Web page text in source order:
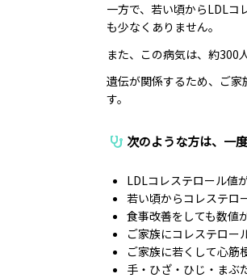
一方で、若い頃からLDLコ
も少なくありません。
また、この病気は、約300
遺伝が関係するため、ご
す。
次のような方は、一
LDLコレステロール値
若い頃からコレステロ
食事改善をしても数値
ご家族にコレステロー
ご家族に若くして心筋
手・ひざ・ひじ・まぶ